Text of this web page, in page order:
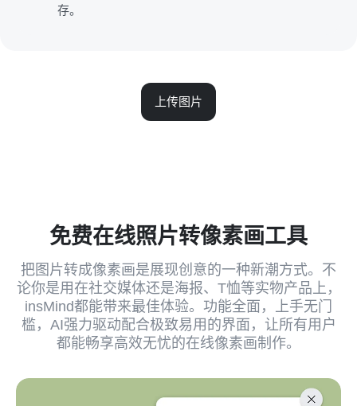
存。
上传图片
免费在线照片转像素画工具
把图片转成像素画是展现创意的一种新潮方式。不
论你是用在社交媒体还是海报、T恤等实物产品上，
insMind都能带来最佳体验。功能全面，上手无门
槛，AI强力驱动配合极致易用的界面，让所有用户
都能畅享高效无忧的在线像素画制作。